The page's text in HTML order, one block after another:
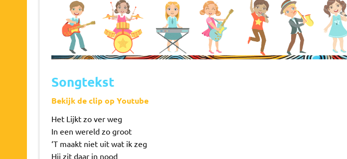
Songtekst
Bekijk de clip op Youtube
Het Lijkt zo ver weg
In een wereld zo groot
‘T maakt niet uit wat ik zeg
Hij zit daar in nood